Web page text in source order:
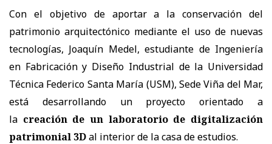
Con el objetivo de aportar a la conservación del
patrimonio arquitectónico mediante el uso de nuevas
tecnologías, Joaquín Medel, estudiante de Ingeniería
en Fabricación y Diseño Industrial de la Universidad
Técnica Federico Santa María (USM), Sede Viña del Mar,
está desarrollando un proyecto orientado a
la creación de un laboratorio de digitalización
patrimonial 3Dal interior de la casa de estudios.